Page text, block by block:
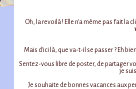
Oh, la revoilà ! Elle n'a même pas fait la
Mais d'ici là, que va-t-il se passer ? Eh
Sentez-vous libre de poster, de partager
je
Je souhaite de bonnes vacances aux